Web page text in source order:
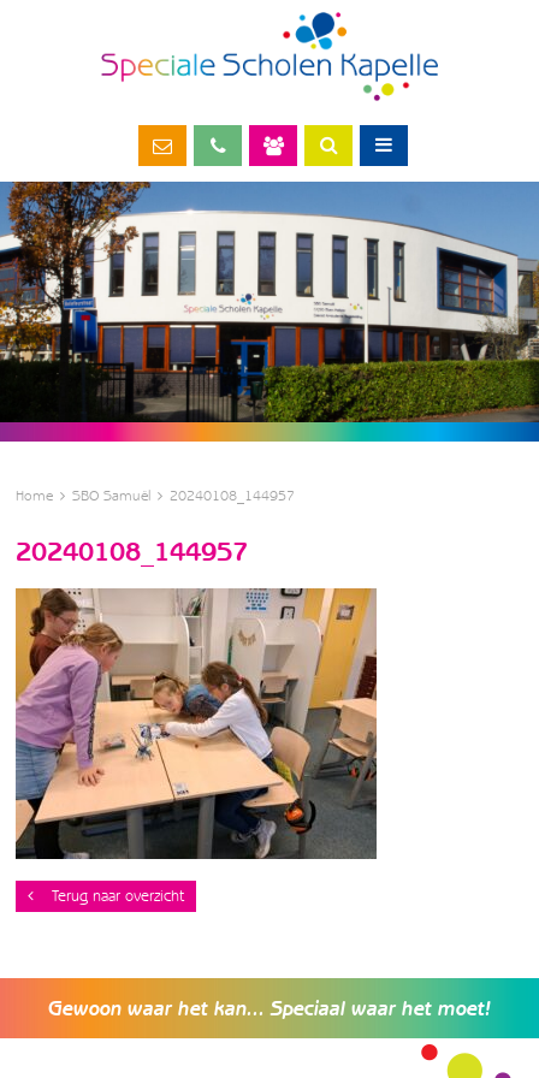
Home SBO Samuël 20240108_144957
20240108_144957
Terug naar overzicht
Gewoon waar het kan... Speciaal waar het moet!